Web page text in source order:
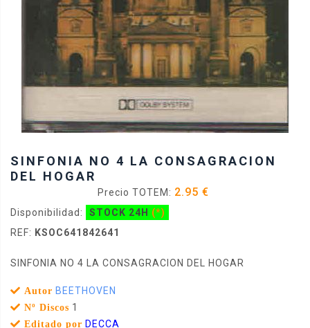
SINFONIA NO 4 LA CONSAGRACION
DEL HOGAR
Precio TOTEM: 2.95 €
Disponibilidad: STOCK 24H (*)
REF: KSOC641842641
SINFONIA NO 4 LA CONSAGRACION DEL HOGAR
Autor BEETHOVEN
Nº Discos 1
Editado por DECCA